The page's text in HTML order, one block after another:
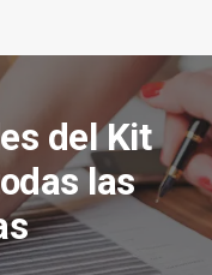
del Kit
las